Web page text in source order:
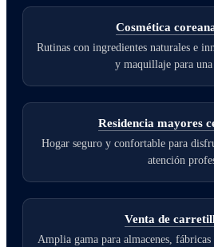
Cosmética
Rutinas con ingredientes naturales e
y maquillaje para
Residencia mayores
Hogar seguro y confortable para
atención
Venta de
Amplia gama para almacenes,